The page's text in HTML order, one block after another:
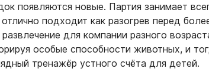
появляются новые. Партия занимает
подходит как разогрев перед
развлечение для компании разного
особые способности животных, и
тренажёр устного счёта для детей.